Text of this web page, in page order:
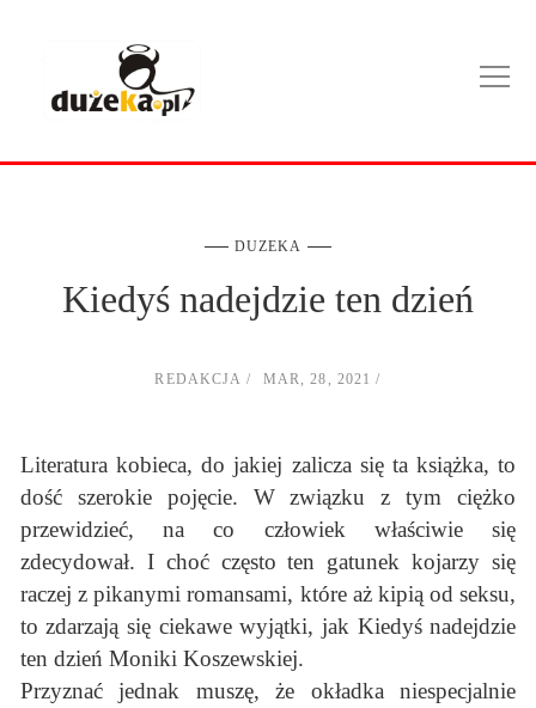
DUZEKA
Kiedyś nadejdzie ten dzień
REDAKCJA MAR, 28, 2021
Literatura kobieca, do jakiej zalicza się ta książka, to
dość szerokie pojęcie. W związku z tym ciężko
przewidzieć, na co człowiek właściwie się
zdecydował. I choć często ten gatunek kojarzy się
raczej z pikanymi romansami, które aż kipią od seksu,
to zdarzają się ciekawe wyjątki, jak Kiedyś nadejdzie
ten dzień Moniki Koszewskiej.
Przyznać jednak muszę, że okładka niespecjalnie